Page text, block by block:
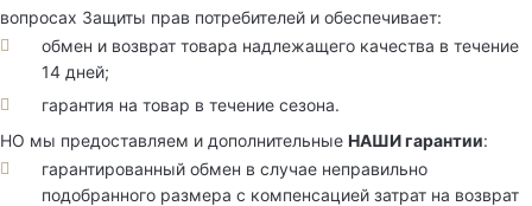
вопросах Защиты прав потребителей и обеспечивает:
обмен и возврат товара надлежащего качества в течение
14 дней;
гарантия на товар в течение сезона.
НО мы предоставляем и дополнительные НАШИ гарантии:
гарантированный обмен в случае неправильно
подобранного размера с компенсацией затрат на возврат